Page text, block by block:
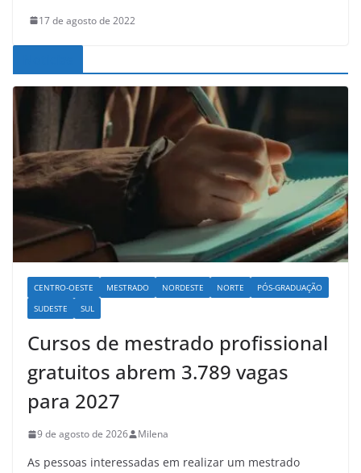
17 de agosto de 2022
CENTRO-OESTE MESTRADO NORDESTE NORTE
PÓS-GRADUAÇÃO
SUDESTE
SUL
Cursos de mestrado profissional
gratuitos abrem 3.789 vagas
para 2027
9 de agosto de 2026 Milena
As pessoas interessadas em realizar um mestrado